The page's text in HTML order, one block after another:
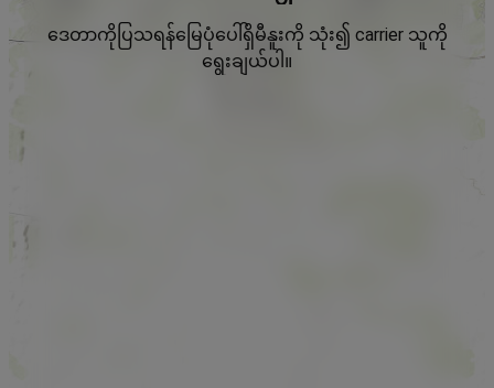
ဒေတာကိုပြသရန်မြေပုံပေါ်ရှိမီနူးကို သုံး၍ carrier သူကို
ရွေးချယ်ပါ။